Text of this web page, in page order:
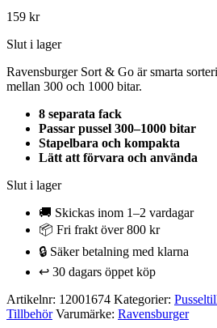
159 kr
Slut i lager
Ravensburger Sort & Go är smarta
mellan 300 och 1000 bitar.
8 separata fack
Passar pussel 300–1000 bitar
Stapelbara och kompakta
Lätt att förvara och använda
Slut i lager
🚚 Skickas inom 1–2 vardagar
📦 Fri frakt över 800 kr
🔒 Säker betalning med klarna
↩️ 30 dagars öppet köp
Artikelnr: 12001674 Kategorier:
Tillbehör Varumärke: Ravensburger